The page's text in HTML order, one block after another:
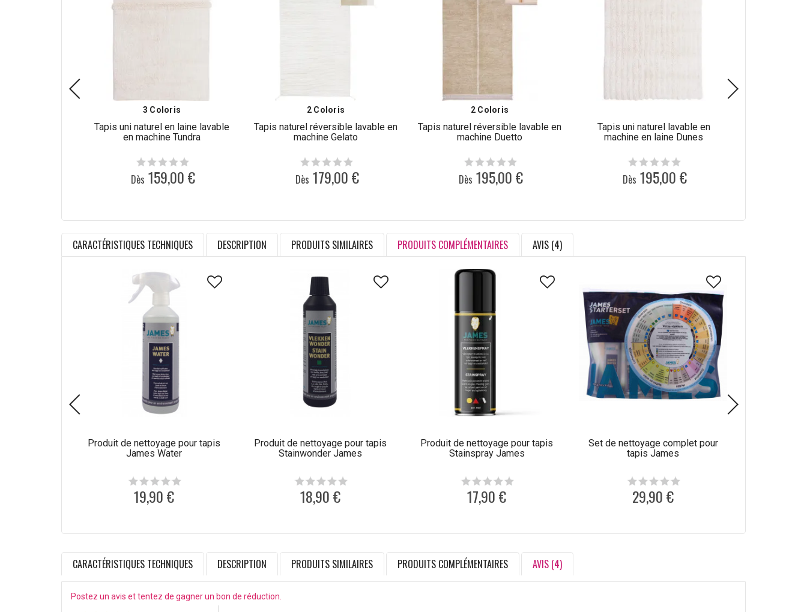
3 Coloris
Tapis uni naturel en laine lavable
en machine Tundra
Dès 159,00 €
2 Coloris
Tapis naturel réversible lavable en
machine Gelato
Dès 179,00 €
2 Coloris
Tapis naturel réversible lavable en
machine Duetto
Dès 195,00 €
Tapis uni naturel lavable en
machine en laine Dunes
Dès 195,00 €
CARACTÉRISTIQUES TECHNIQUES DESCRIPTION PRODUITS SIMILAIRES PRODUITS COMPLÉMENTAIRES AVIS (4)
Produit de nettoyage pour tapis
James Water
19,90 €
Produit de nettoyage pour tapis
Stainwonder James
18,90 €
Produit de nettoyage pour tapis
Stainspray James
17,90 €
Set de nettoyage complet pour
tapis James
29,90 €
CARACTÉRISTIQUES TECHNIQUES DESCRIPTION PRODUITS SIMILAIRES PRODUITS COMPLÉMENTAIRES AVIS (4)
Postez un avis et tentez de gagner un bon de réduction.